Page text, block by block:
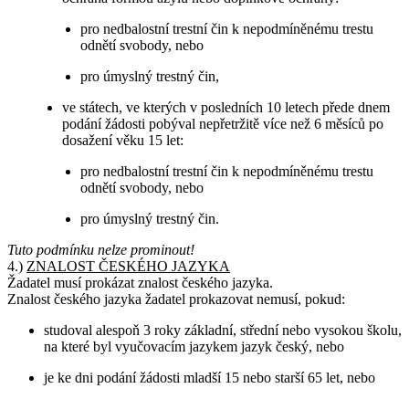
pro nedbalostní trestní čin k nepodmíněnému trestu
odnětí svobody, nebo
pro úmyslný trestný čin,
ve státech, ve kterých v posledních 10 letech přede dnem
podání žádosti pobýval nepřetržitě více než 6 měsíců po
dosažení věku 15 let:
pro nedbalostní trestní čin k nepodmíněnému trestu
odnětí svobody, nebo
pro úmyslný trestný čin.
Tuto podmínku nelze prominout!
4.) ZNALOST ČESKÉHO JAZYKA
Žadatel musí prokázat znalost českého jazyka.
Znalost českého jazyka žadatel prokazovat nemusí, pokud:
studoval alespoň 3 roky základní, střední nebo vysokou školu,
na které byl vyučovacím jazykem jazyk český, nebo
je ke dni podání žádosti mladší 15 nebo starší 65 let, nebo